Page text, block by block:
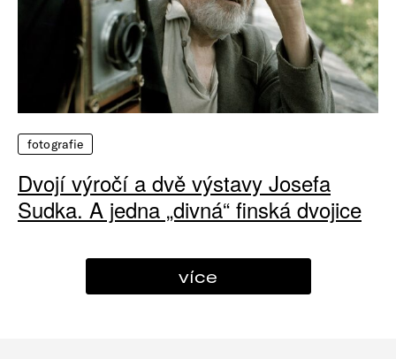
fotografie
Dvojí výročí a dvě výstavy Josefa
Sudka. A jedna „divná“ finská dvojice
více